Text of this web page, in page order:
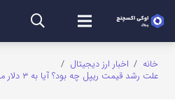
خانه / اخبار ارز دیجیتال /
علت رشد قیمت ریپل چه بود؟ آیا به ۳ دلار می رسد؟ + تحلیل XRP